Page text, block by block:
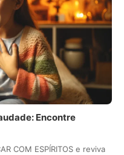
Encontre
COM ESPÍRITOS e reviva